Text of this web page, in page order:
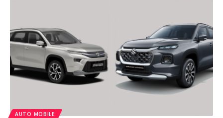
AUTO MOBILE